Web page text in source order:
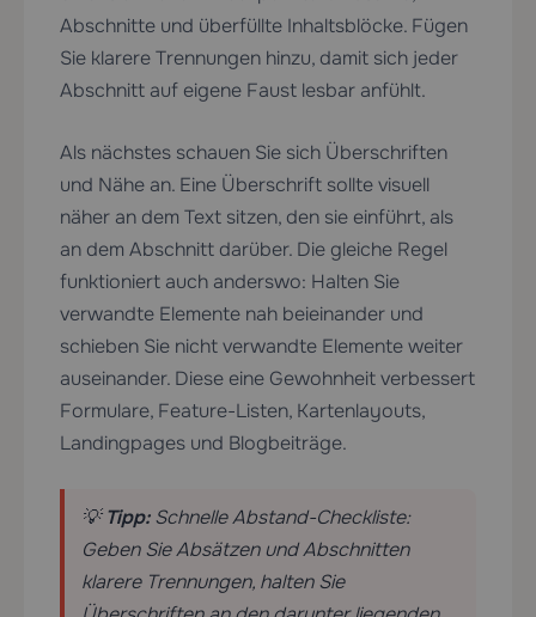
Abschnitte und überfüllte Inhaltsblöcke. Fügen
Sie klarere Trennungen hinzu, damit sich jeder
Abschnitt auf eigene Faust lesbar anfühlt.
Als nächstes schauen Sie sich Überschriften
und Nähe an. Eine Überschrift sollte visuell
näher an dem Text sitzen, den sie einführt, als
an dem Abschnitt darüber. Die gleiche Regel
funktioniert auch anderswo: Halten Sie
verwandte Elemente nah beieinander und
schieben Sie nicht verwandte Elemente weiter
auseinander. Diese eine Gewohnheit verbessert
Formulare, Feature-Listen, Kartenlayouts,
Landingpages und Blogbeiträge.
💡Tipp:Schnelle Abstand-Checkliste:
Geben Sie Absätzen und Abschnitten
klarere Trennungen, halten Sie